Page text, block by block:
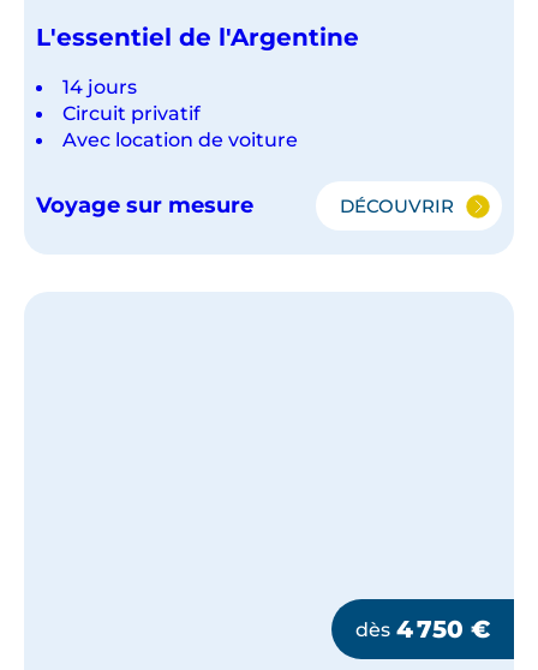
L'essentiel de l'Argentine
14 jours
Circuit privatif
Avec location de voiture
Voyage sur mesure DÉCOUVRIR
L'ESSENTIEL
dès 4 750 €